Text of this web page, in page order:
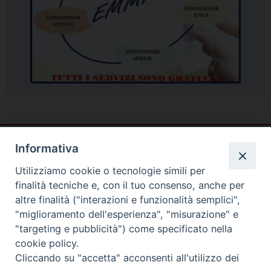
Informativa
Utilizziamo cookie o tecnologie simili per
finalità tecniche e, con il tuo consenso, anche per
altre finalità ("interazioni e funzionalità semplici",
"miglioramento dell'esperienza", "misurazione" e
"targeting e pubblicità") come specificato nella
cookie policy.
Cliccando su "accetta" acconsenti all'utilizzo dei